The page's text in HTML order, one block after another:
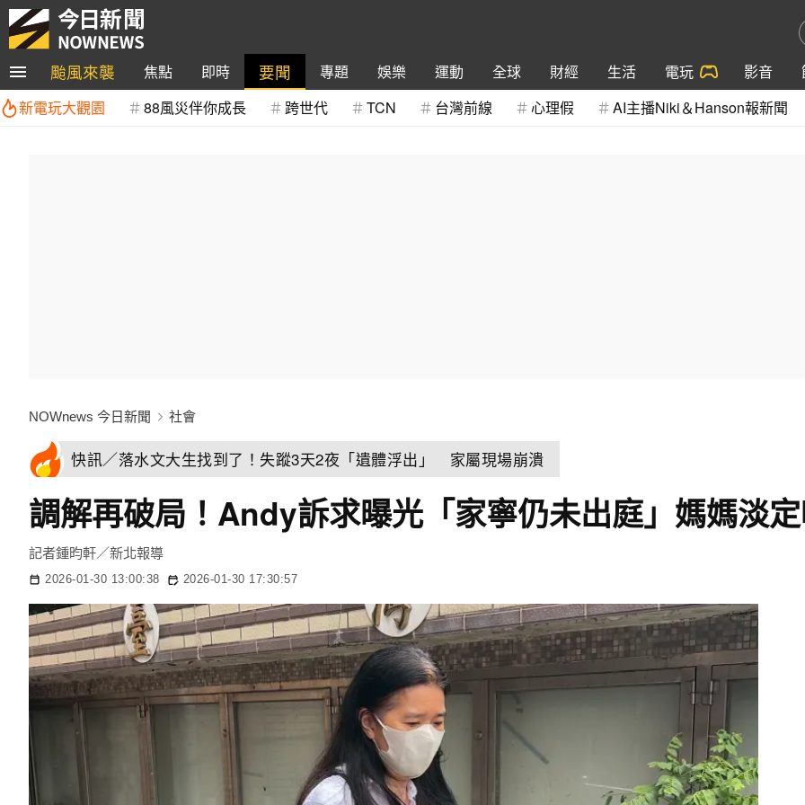
颱風來襲 焦點 即時 要聞 專題 娛樂 運動 全球 財經 生活 電玩 影音
新電玩大觀園
88風災伴你成長 跨世代 TCN 台灣前線 心理假 AI主播Niki＆Hanson報新聞
NOWnews 今日新聞 社會
快訊／落水文大生找到了！失蹤3天2夜「遺體浮出」 家屬現場崩潰
調解再破局！Andy訴求曝光「家寧仍未出庭」媽媽淡
記者鍾昀軒／新北報導
2026-01-30 13:00:38 2026-01-30 17:30:57